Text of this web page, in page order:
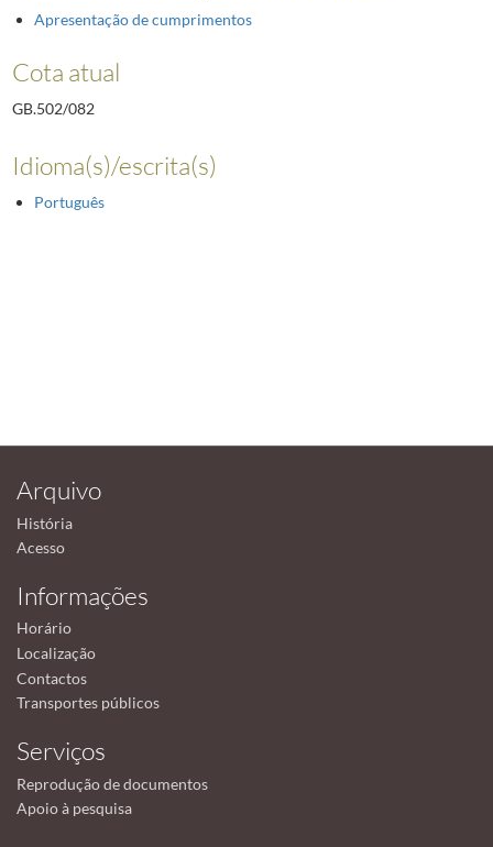
Apresentação de cumprimentos
Cota atual
GB.502/082
Idioma(s)/escrita(s)
Português
Arquivo
História
Acesso
Informações
Horário
Localização
Contactos
Transportes públicos
Serviços
Reprodução de documentos
Apoio à pesquisa